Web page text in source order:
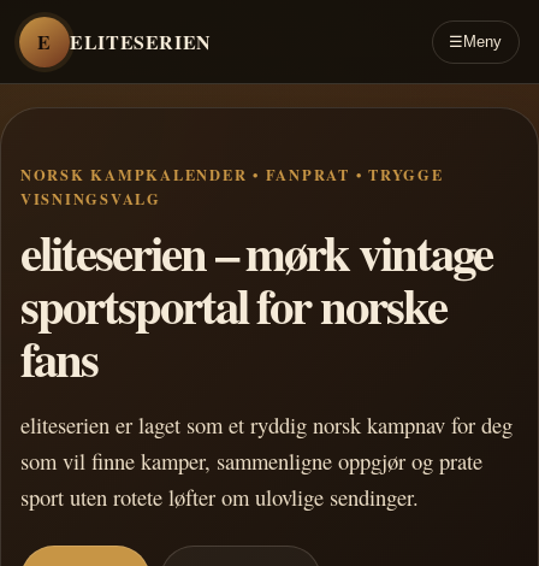
E ELITESERIEN ☰ Meny
NORSK KAMPKALENDER • FANPRAT • TRYGGE
VISNINGSVALG
eliteserien – mørk vintage
sportsportal for norske
fans
eliteserien er laget som et ryddig norsk kampnav for deg
som vil finne kamper, sammenligne oppgjør og prate
sport uten rotete løfter om ulovlige sendinger.